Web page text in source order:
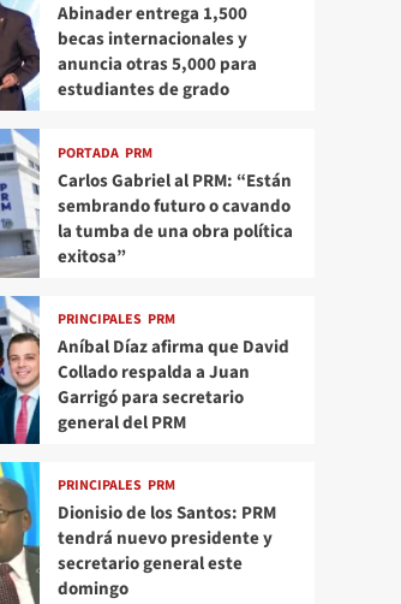
Abinader entrega 1,500
becas internacionales y
anuncia otras 5,000 para
estudiantes de grado
PORTADA PRM
Carlos Gabriel al PRM: “Están
sembrando futuro o cavando
la tumba de una obra política
exitosa”
PRINCIPALES PRM
Aníbal Díaz afirma que David
Collado respalda a Juan
Garrigó para secretario
general del PRM
PRINCIPALES PRM
Dionisio de los Santos: PRM
tendrá nuevo presidente y
secretario general este
domingo